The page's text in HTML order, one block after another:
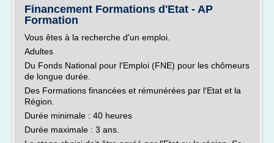
Financement Formations d'Etat - AP
Formation
Vous êtes à la recherche d'un emploi.
Adultes
Du Fonds National pour l'Emploi (FNE) pour les chômeurs
de longue durée.
Des Formations financées et rémunérées par l'Etat et la
Région.
Durée minimale : 40 heures
Durée maximale : 3 ans.